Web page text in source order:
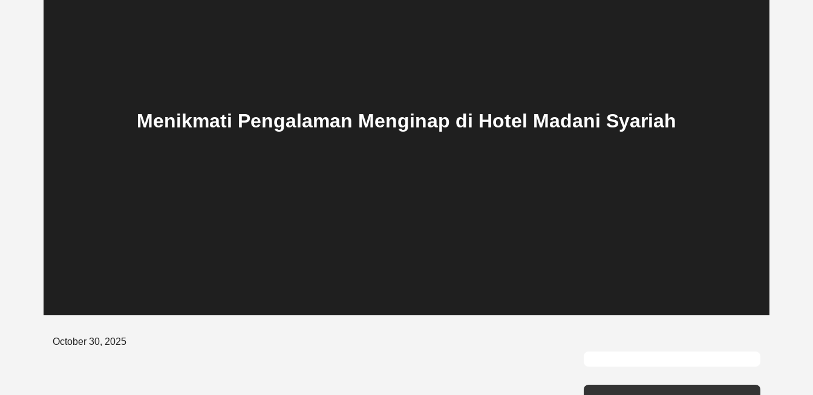
Menikmati Pengalaman Menginap di Hotel Madani Syariah
Posted
October 30, 2025